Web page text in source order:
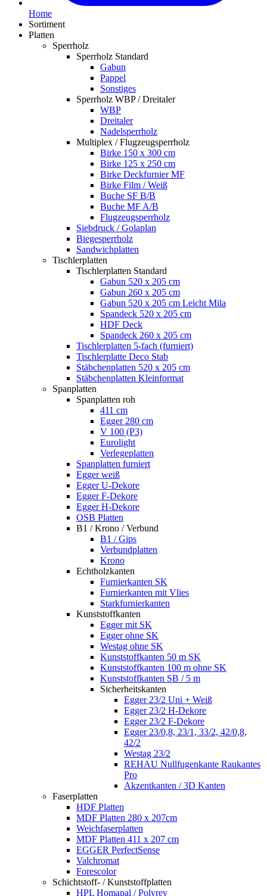
Home
Sortiment
Platten
Sperrholz
Sperrholz Standard
Gabun
Pappel
Sonstiges
Sperrholz WBP / Dreitaler
WBP
Dreitaler
Nadelsperrholz
Multiplex / Flugzeugsperrholz
Birke 150 x 300 cm
Birke 125 x 250 cm
Birke Deckfurnier MF
Birke Film / Weiß
Buche SF B/B
Buche MF A/B
Flugzeugsperrholz
Siebdruck / Golaplan
Biegesperrholz
Sandwichplatten
Tischlerplatten
Tischlerplatten Standard
Gabun 520 x 205 cm
Gabun 260 x 205 cm
Gabun 520 x 205 cm Leicht Mila
Spandeck 520 x 205 cm
HDF Deck
Spandeck 260 x 205 cm
Tischlerplatten 5-fach (furniert)
Tischlerplatte Deco Stab
Stäbchenplatten 520 x 205 cm
Stäbchenplatten Kleinformat
Spanplatten
Spanplatten roh
411 cm
Egger 280 cm
V 100 (P3)
Eurolight
Verlegeplatten
Spanplatten furniert
Egger weiß
Egger U-Dekore
Egger F-Dekore
Egger H-Dekore
OSB Platten
B1 / Krono / Verbund
B1 / Gips
Verbundplatten
Krono
Echtholzkanten
Furnierkanten SK
Furnierkanten mit Vlies
Starkfurnierkanten
Kunststoffkanten
Egger mit SK
Egger ohne SK
Westag ohne SK
Kunststoffkanten 50 m SK
Kunststoffkanten 100 m ohne SK
Kunststoffkanten SB / 5 m
Sicherheitskanten
Egger 23/2 Uni + Weiß
Egger 23/2 H-Dekore
Egger 23/2 F-Dekore
Egger 23/0,8, 23/1, 33/2, 42/0,8,
42/2
Westag 23/2
REHAU Nullfugenkante Raukantes
Pro
Akzentkanten / 3D Kanten
Faserplatten
HDF Platten
MDF Platten 280 x 207cm
Weichfaserplatten
MDF Platten 411 x 207 cm
EGGER PerfectSense
Valchromat
Forescolor
Schichtstoff- / Kunststoffplatten
HPL Homapal / Polyrey